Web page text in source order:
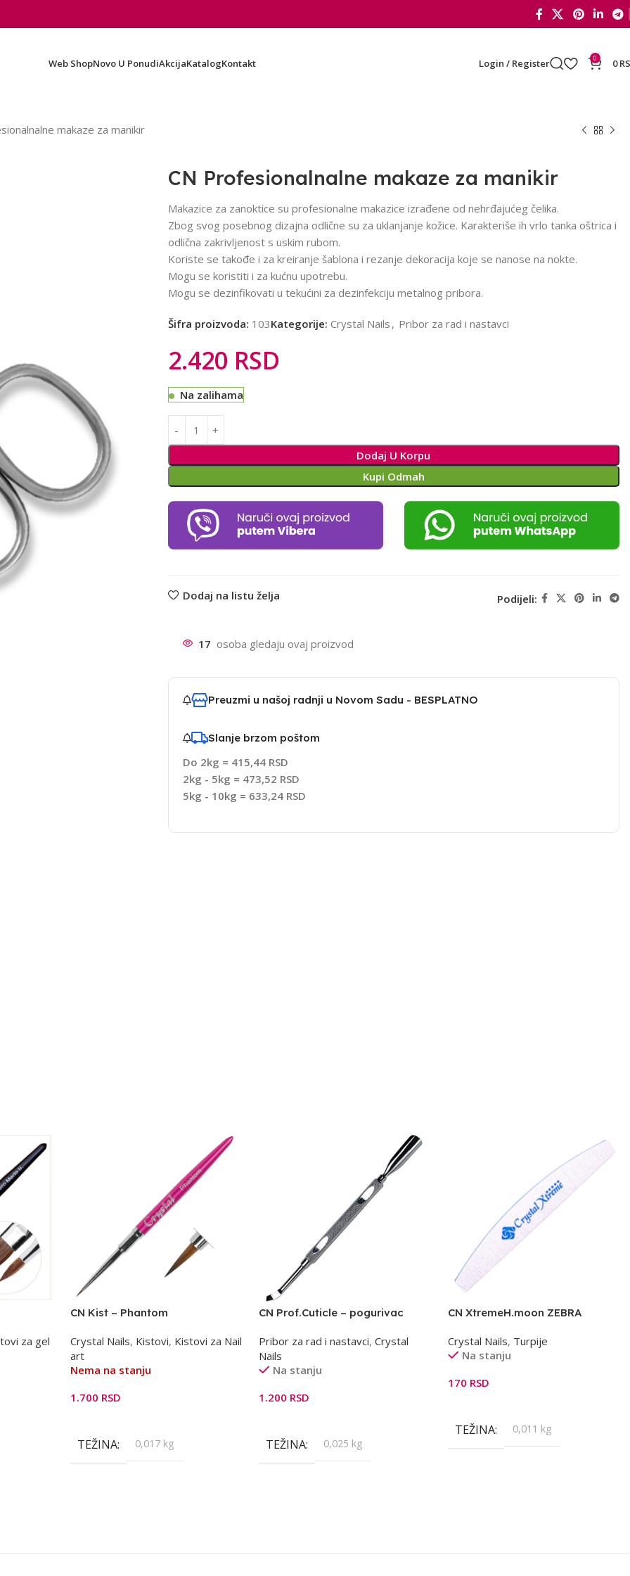
Web ShopNovo U PonudiAkcijaKatalogKontakt Login / Register 0 0
makaze za manikir
CN Profesionalnalne makaze za manikir
Makazice za zanoktice su profesionalne makazice izrađene od nehrđajućeg čelika.
Zbog svog posebnog dizajna odlične su za uklanjanje kožice. Karakteriše ih vrlo tanka oštrica i
odlična zakrivljenost s uskim rubom.
Koriste se takođe i za kreiranje šablona i rezanje dekoracija koje se nanose na nokte.
Mogu se koristiti i za kućnu upotrebu.
Mogu se dezinfikovati u tekućini za dezinfekciju metalnog pribora.
Šifra proizvoda: 103Kategorije: Crystal Nails , Pribor za rad i nastavci
2.420 RSD
Na zalihama
Dodaj U Korpu
Kupi Odmah
Alternative:
Dodaj na listu želja Podijeli:
17 osoba gledaju ovaj proizvod
Preuzmi u našoj radnji u Novom Sadu - BESPLATNO
Slanje brzom poštom
Do 2kg = 415,44 RSD
2kg - 5kg = 473,52 RSD
5kg - 10kg = 633,24 RSD
za gel
CN Kist – Phantom
Crystal Nails, Kistovi, Kistovi za Nail
art
Nema na stanju
1.700 RSD
TEŽINA 0,017 kg
CN Prof.Cuticle – pogurivac
Pribor za rad i nastavci,Crystal
Nails
Na stanju
1.200 RSD
TEŽINA 0,025 kg
CN XtremeH.moon ZEBRA
Crystal Nails, Turpije
Na stanju
170 RSD
TEŽINA 0,011 kg